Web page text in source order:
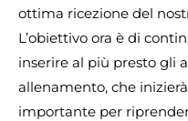
ottima ricezione del
L’obiettivo ora è di
inserire al più presto gli
allenamento, che
importante per